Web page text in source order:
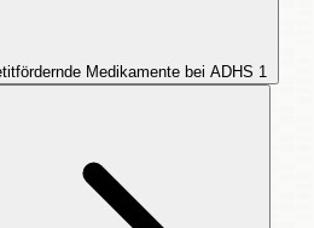
Medikamente bei ADHS 1